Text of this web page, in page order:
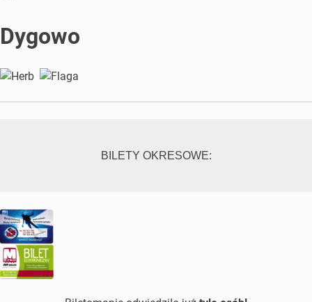
Dygowo
BILETY OKRESOWE: